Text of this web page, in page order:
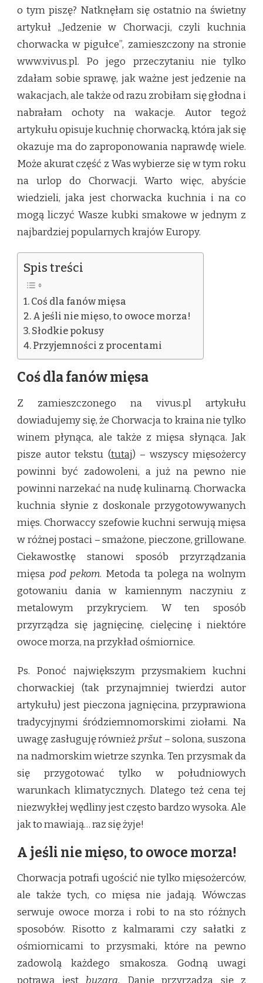
o tym piszę? Natknęłam się ostatnio na świetny
artykuł „Jedzenie w Chorwacji, czyli kuchnia
chorwacka w pigułce”, zamieszczony na stronie
www.vivus.pl. Po jego przeczytaniu nie tylko
zdałam sobie sprawę, jak ważne jest jedzenie na
wakacjach, ale także od razu zrobiłam się głodna i
nabrałam ochoty na wakacje. Autor tegoż
artykułu opisuje kuchnię chorwacką, która jak się
okazuje ma do zaproponowania naprawdę wiele.
Może akurat część z Was wybierze się w tym roku
na urlop do Chorwacji. Warto więc, abyście
wiedzieli, jaka jest chorwacka kuchnia i na co
mogą liczyć Wasze kubki smakowe w jednym z
najbardziej popularnych krajów Europy.
Spis treści
Coś dla fanów mięsa
A jeśli nie mięso, to owoce morza!
Słodkie pokusy
Przyjemności z procentami
Coś dla fanów mięsa
Z zamieszczonego na vivus.pl artykułu
dowiadujemy się, że Chorwacja to kraina nie tylko
winem płynąca, ale także z mięsa słynąca. Jak
pisze autor tekstu (tutaj) – wszyscy mięsożercy
powinni być zadowoleni, a już na pewno nie
powinni narzekać na nudę kulinarną. Chorwacka
kuchnia słynie z doskonale przygotowywanych
mięs. Chorwaccy szefowie kuchni serwują mięsa
w różnej postaci – smażone, pieczone, grillowane.
Ciekawostkę stanowi sposób przyrządzania
mięsa pod pekom. Metoda ta polega na wolnym
gotowaniu dania w kamiennym naczyniu z
metalowym przykryciem. W ten sposób
przyrządza się jagnięcinę, cielęcinę i niektóre
owoce morza, na przykład ośmiornice.
Ps. Ponoć największym przysmakiem kuchni
chorwackiej (tak przynajmniej twierdzi autor
artykułu) jest pieczona jagnięcina, przyprawiona
tradycyjnymi śródziemnomorskimi ziołami. Na
uwagę zasługuję również pršut – solona, suszona
na nadmorskim wietrze szynka. Ten przysmak da
się przygotować tylko w południowych
warunkach klimatycznych. Dlatego też cena tej
niezwykłej wędliny jest często bardzo wysoka. Ale
jak to mawiają… raz się żyje!
A jeśli nie mięso, to owoce morza!
Chorwacja potrafi ugościć nie tylko mięsożerców,
ale także tych, co mięsa nie jadają. Wówczas
serwuje owoce morza i robi to na sto różnych
sposobów. Risotto z kalmarami czy sałatki z
ośmiornicami to przysmaki, które na pewno
zadowolą każdego smakosza. Godną uwagi